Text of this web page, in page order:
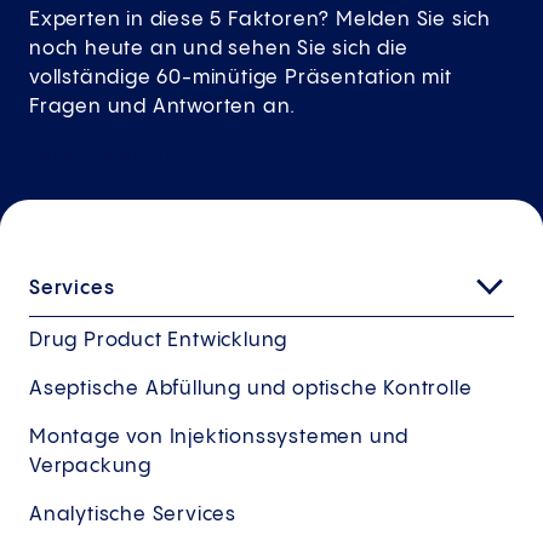
Experten in diese 5 Faktoren? Melden Sie sich
noch heute an und sehen Sie sich die
vollständige 60-minütige Präsentation mit
Fragen und Antworten an.
Services
Drug Product Entwicklung
Aseptische Abfüllung und optische Kontrolle
Montage von Injektionssystemen und
Verpackung
Analytische Services